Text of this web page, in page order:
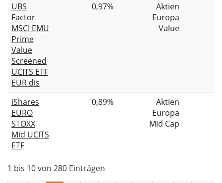
UBS
Factor
MSCI EMU
Prime
Value
Screened
UCITS ETF
EUR dis
0,97%
Aktien
Europa
Value
iShares
EURO
STOXX
Mid UCITS
ETF
0,89%
Aktien
Europa
Mid Cap
1 bis 10 von 280 Einträgen